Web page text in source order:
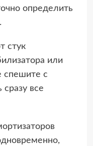
определить
стук
или
спешите с
все